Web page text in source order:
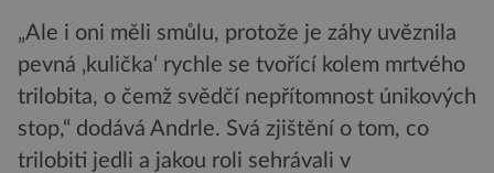
„Ale i oni měli smůlu, protože je záhy uvěznila
pevná ‚kulička‘ rychle se tvořící kolem mrtvého
trilobita, o čemž svědčí nepřítomnost únikových
stop,“ dodává Andrle. Svá zjištění o tom, co
trilobiti jedli a jakou roli sehrávali v